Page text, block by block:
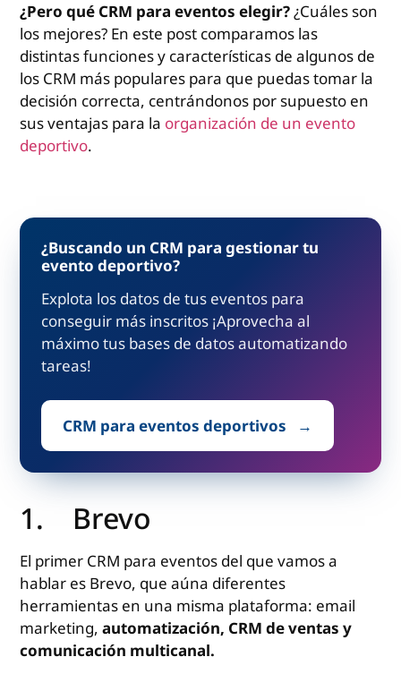
¿Pero qué CRM para eventos elegir?¿Cuáles son
los mejores? En este post comparamos las
distintas funciones y características de algunos de
los CRM más populares para que puedas tomar la
decisión correcta, centrándonos por supuesto en
sus ventajas para la organización de un evento
deportivo.
¿Buscando un CRM para gestionar tu
evento deportivo?
Explota los datos de tus eventos para
conseguir más inscritos ¡Aprovecha al
máximo tus bases de datos automatizando
tareas!
CRM para eventos deportivos
1. Brevo
El primer CRM para eventos del que vamos a
hablar es Brevo, que aúna diferentes
herramientas en una misma plataforma: email
marketing,automatización, CRM de ventas y
comunicación multicanal.